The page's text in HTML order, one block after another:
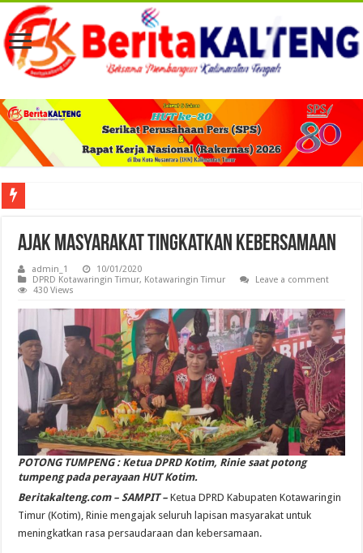
Ajak Masyarakat Tingkatkan Kebersamaan
admin_1
10/01/2020
DPRD Kotawaringin Timur, Kotawaringin Timur
Leave a comment
430 Views
POTONG TUMPENG : Ketua DPRD Kotim, Rinie saat potong
tumpeng pada perayaan HUT Kotim.
Beritakalteng.com – SAMPIT – Ketua DPRD Kabupaten Kotawaringin
Timur (Kotim), Rinie mengajak seluruh lapisan masyarakat untuk
meningkatkan rasa persaudaraan dan kebersamaan.